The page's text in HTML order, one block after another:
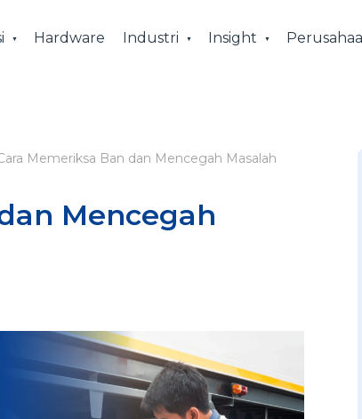
Hardware Industri Insight
Memeriksa Ban dan Mencegah Masalah
Mencegah